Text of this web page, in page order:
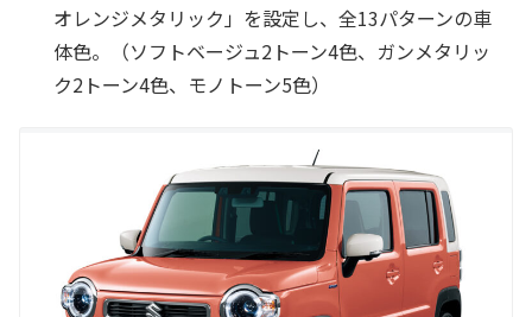
オレンジメタリック」を設定し、全13パターンの車
体色。（ソフトベージュ2トーン4色、ガンメタリッ
ク2トーン4色、モノトーン5色）